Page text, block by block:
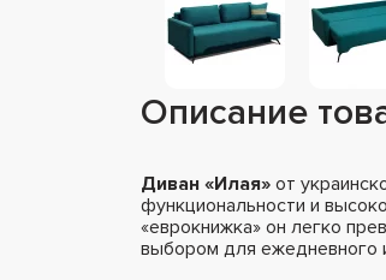
Описание
Диван «Илая» от
функциональности и
«еврокнижка» он легко
выбором для ежедневного